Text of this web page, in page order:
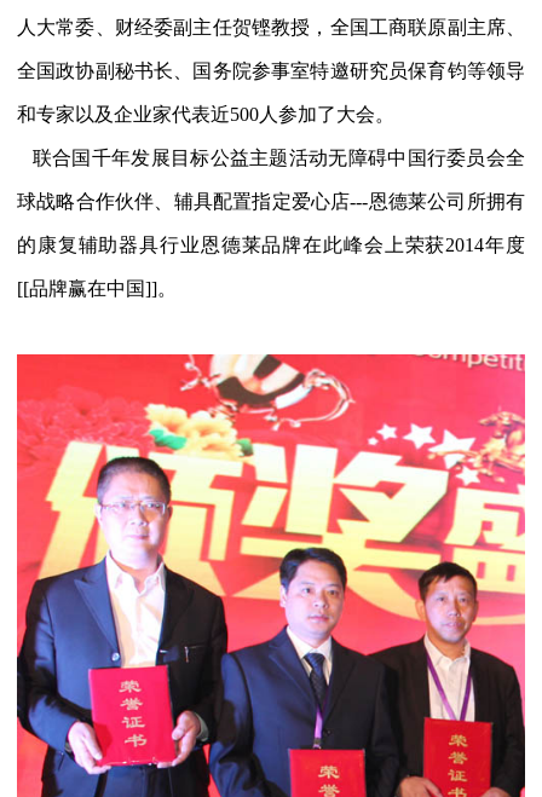
人大常委、财经委副主任贺铿教授，全国工商联原副主席、
全国政协副秘书长、国务院参事室特邀研究员保育钧等领导
和专家以及企业家代表近500人参加了大会。
联合国千年发展目标公益主题活动无障碍中国行委员会全
球战略合作伙伴、辅具配置指定爱心店---恩德莱公司所拥有
的康复辅助器具行业恩德莱品牌在此峰会上荣获2014年度
[[品牌赢在中国]]。